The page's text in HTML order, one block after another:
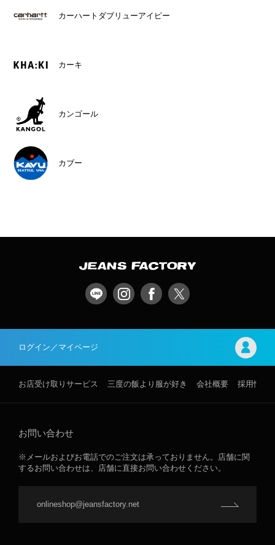
カーハートダブリューアイピー
カーキ
カンゴール
カブー
ログイン／マイページ
お店受け取りサービス 三度の飯より服が好き 会社概要 採用情報
お問い合わせ
※メールおよびお電話でのご注文は承っておりません。店舗に関
するお問い合わせは、店舗に直接お問い合わせください。
onlineshop@jeansfactory.net